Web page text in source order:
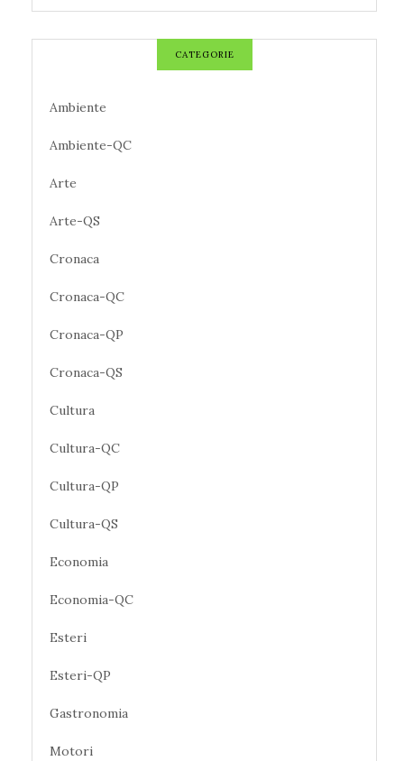
CATEGORIE
Ambiente
Ambiente-QC
Arte
Arte-QS
Cronaca
Cronaca-QC
Cronaca-QP
Cronaca-QS
Cultura
Cultura-QC
Cultura-QP
Cultura-QS
Economia
Economia-QC
Esteri
Esteri-QP
Gastronomia
Motori